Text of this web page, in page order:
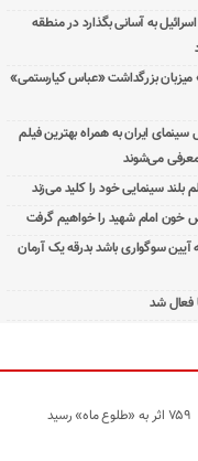
به آسانی بگذارد در منطقه
میزبان بزرگداشت «عباس کیارستمی»
ایران به همراه بهترین فیلم
می‌شوند
بلند سینمایی خود را کلید می‌زند
خون امام شهید را خواهیم گرفت
آیین سوگواری باشد بدرقه یک آرمان
فعال شد
۷۵۹ اثر به «طلوع ماه» رسید